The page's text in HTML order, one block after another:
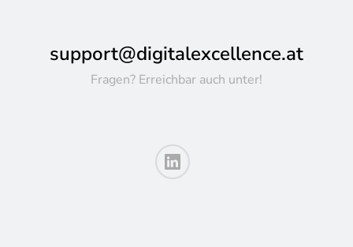
support@digitalexcellence.at
Fragen? Erreichbar auch unter!